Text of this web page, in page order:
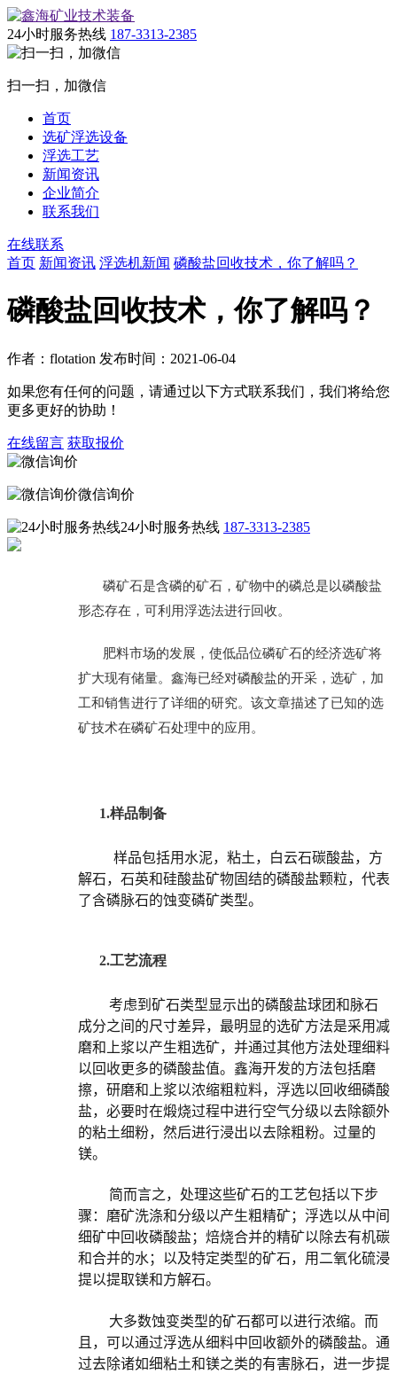
24小时服务热线 187-3313-2385
扫一扫，加微信
首页
选矿浮选设备
浮选工艺
新闻资讯
企业简介
联系我们
在线联系
首页 新闻资讯 浮选机新闻 磷酸盐回收技术，你了解吗？
磷酸盐回收技术，你了解吗？
作者：flotation 发布时间：2021-06-04
如果您有任何的问题，请通过以下方式联系我们，我们将给您
更多更好的协助！
在线留言 获取报价
微信询价
24小时服务热线 187-3313-2385
磷矿石是含磷的矿石，矿物中的磷总是以磷酸盐
形态存在，可利用浮选法进行回收。
肥料市场的发展，使低品位磷矿石的经济选矿将
扩大现有储量。鑫海已经对磷酸盐的开采，选矿，加
工和销售进行了详细的研究。该文章描述了已知的选
矿技术在磷矿石处理中的应用。
1.样品制备
样品包括用水泥，粘土，白云石碳酸盐，方
解石，石英和硅酸盐矿物固结的磷酸盐颗粒，代表
了含磷脉石的蚀变磷矿类型。
2.工艺流程
考虑到矿石类型显示出的磷酸盐球团和脉石
成分之间的尺寸差异，最明显的选矿方法是采用减
磨和上浆以产生粗选矿，并通过其他方法处理细料
以回收更多的磷酸盐值。鑫海开发的方法包括磨
擦，研磨和上浆以浓缩粗粒料，浮选以回收细磷酸
盐，必要时在煅烧过程中进行空气分级以去除额外
的粘土细粉，然后进行浸出以去除粗粉。过量的
镁。
简而言之，处理这些矿石的工艺包括以下步
骤：磨矿洗涤和分级以产生粗精矿；浮选以从中间
细矿中回收磷酸盐；焙烧合并的精矿以除去有机碳
和合并的水；以及特定类型的矿石，用二氧化硫浸
提以提取镁和方解石。
大多数蚀变类型的矿石都可以进行浓缩。而
且，可以通过浮选从细料中回收额外的磷酸盐。通
过去除诸如细粘土和镁之类的有害脉石，进一步提